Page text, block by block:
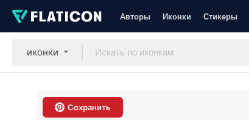
Авторы Иконки Стикеры
иконки
Сохранить